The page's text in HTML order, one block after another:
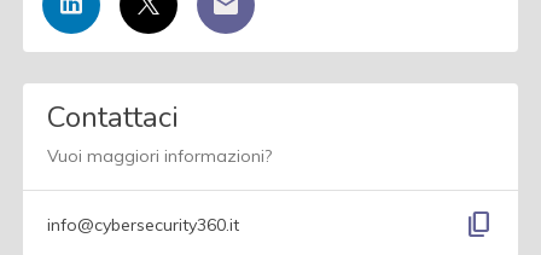
Contattaci
Vuoi maggiori informazioni?
info@cybersecurity360.it content_copy